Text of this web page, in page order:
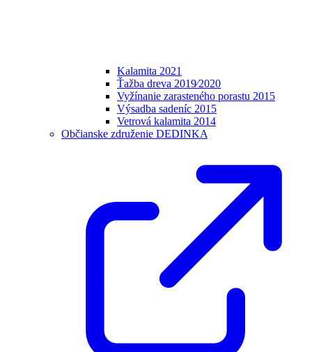
Kalamita 2021
Ťažba dreva 2019⁄2020
Vyžínanie zarasteného porastu 2015
Výsadba sadeníc 2015
Vetrová kalamita 2014
Občianske združenie DEDINKA